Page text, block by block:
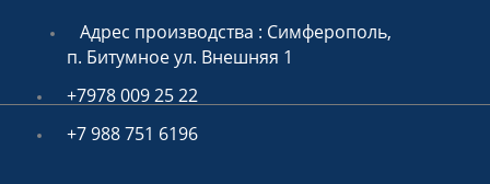
Адрес производства : Симферополь,
п. Битумное ул. Внешняя 1
+7978 009 25 22
+7 988 751 6196